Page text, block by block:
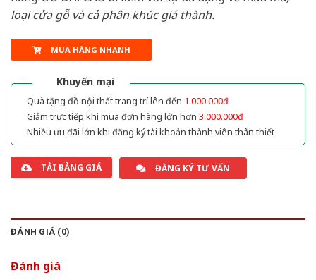
loại cửa gỗ và cả phân khúc giá thành.
MUA HÀNG NHANH
Khuyến mại
Quà tặng đồ nội thất trang trí lên đến 1.000.000đ
Giảm trực tiếp khi mua đơn hàng lớn hơn 3.000.000đ
Nhiều ưu đãi lớn khi đăng ký tài khoản thành viên thân thiết
TẢI BẢNG GIÁ ĐĂNG KÝ TƯ VẤN
ĐÁNH GIÁ (0)
Đánh giá